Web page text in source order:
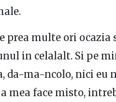
prea multe ori ocazia
in celalalt. Si pe
da-ma-ncolo, nici eu
mea face misto,